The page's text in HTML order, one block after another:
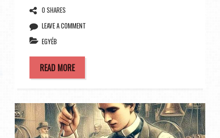
0 SHARES
LEAVE A COMMENT
EGYÉB
READ MORE